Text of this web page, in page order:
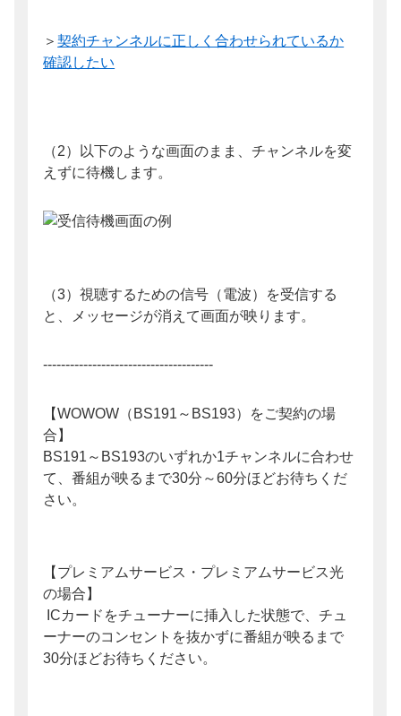
＞契約チャンネルに正しく合わせられているか
確認したい
（2）以下のような画面のまま、チャンネルを変
えずに待機します。
（3）視聴するための信号（電波）を受信する
と、メッセージが消えて画面が映ります。
--------------------------------------
【WOWOW（BS191～BS193）をご契約の場
合】
BS191～BS193のいずれか1チャンネルに合わせ
て、番組が映るまで30分～60分ほどお待ちくだ
さい。
【プレミアムサービス・プレミアムサービス光
の場合】
ICカードをチューナーに挿入した状態で、チュ
ーナーのコンセントを抜かずに番組が映るまで
30分ほどお待ちください。